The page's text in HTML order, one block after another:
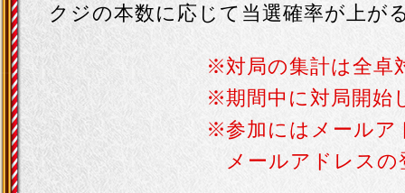
クジの本数に応じて当選確率が上が
対局の集計は全卓
期間中に対局開始
参加にはメールア
メールアドレスの